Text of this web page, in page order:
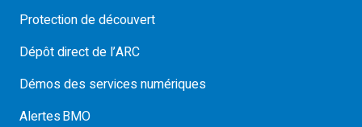
Protection de découvert
Dépôt direct de l’ARC
Démos des services numériques
Alertes BMO